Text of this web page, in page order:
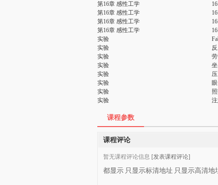
第16章 感性工学
第16章 感性工学
第16章 感性工学
第16章 感性工学
实验
实验
实验
实验
实验
实验
实验
实验
课程参数
课程评论
暂无课程评论信息 [发表课程评论]
都显示 只显示标清地址 只显示高清地